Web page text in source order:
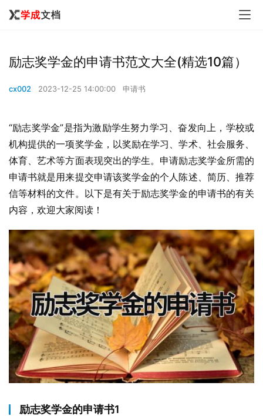
励志奖学金的申请书范文大全(精选10篇）
cx002 2023-12-25 14:00:00 申请书
“励志奖学金”是指为激励学生努力学习、奋发向上，学校或
机构提供的一项奖学金，以奖励在学习、学术、社会服务、
体育、艺术等方面表现突出的学生。申请励志奖学金所需的
申请书就是用来提交申请该奖学金的个人陈述、简历、推荐
信等材料的文件。以下是有关于励志奖学金的申请书的有关
内容，欢迎大家阅读！
励志奖学金的申请书1